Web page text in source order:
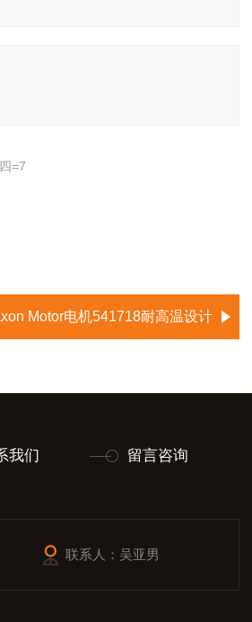
=7
Motor电机541718耐高温设计
我们 留言咨询
联系人：吴亚男